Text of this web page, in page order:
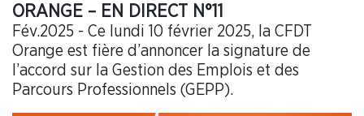
ORANGE – EN DIRECT N°11
Fév.2025 - Ce lundi 10 février 2025, la CFDT
Orange est fière d’annoncer la signature de
l’accord sur la Gestion des Emplois et des
Parcours Professionnels (GEPP).